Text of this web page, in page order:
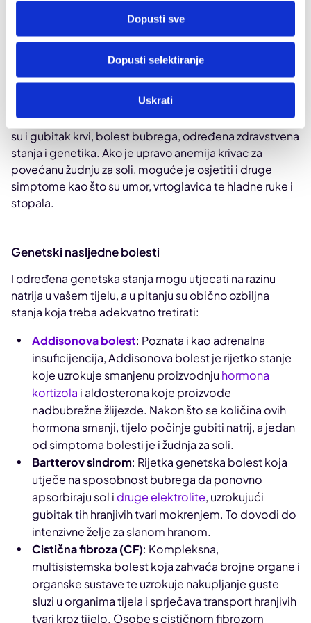
Dopusti sve
Dopusti selektiranje
Uskrati
Nedostaje ti željeza
Neka istraživanja sugeriraju da seanemija uzrokovana
nedostatkom željezamože manifestirati i intenzivnom
Ovaj oblik anemije uzrokuju razna stanja među kojima
su i gubitak krvi, bolest bubrega, određena zdravstvena
stanja i genetika. Ako je upravo anemija krivac za
povećanu žudnju za soli, moguće je osjetiti i druge
simptome kao što su umor, vrtoglavica te hladne ruke i
stopala.
Genetski nasljedne bolesti
I određena genetska stanja mogu utjecati na razinu
natrija u vašem tijelu, a u pitanju su obično ozbiljna
stanja koja treba adekvatno tretirati:
Addisonova bolest: Poznata i kao adrenalna
insuficijencija, Addisonova bolest je rijetko stanje
koje uzrokuje smanjenu proizvodnju hormona
kortizola i aldosterona koje proizvode
nadbubrežne žlijezde. Nakon što se količina ovih
hormona smanji, tijelo počinje gubiti natrij, a jedan
od simptoma bolesti je i žudnja za soli.
Bartterov sindrom: Rijetka genetska bolest koja
utječe na sposobnost bubrega da ponovno
apsorbiraju sol i druge elektrolite, uzrokujući
gubitak tih hranjivih tvari mokrenjem. To dovodi do
intenzivne želje za slanom hranom.
Cistična fibroza (CF): Kompleksna,
multisistemska bolest koja zahvaća brojne organe i
organske sustave te uzrokuje nakupljanje guste
sluzi u organima tijela i sprječava transport hranjivih
tvari kroz tijelo. Osobe s cističnom fibrozom